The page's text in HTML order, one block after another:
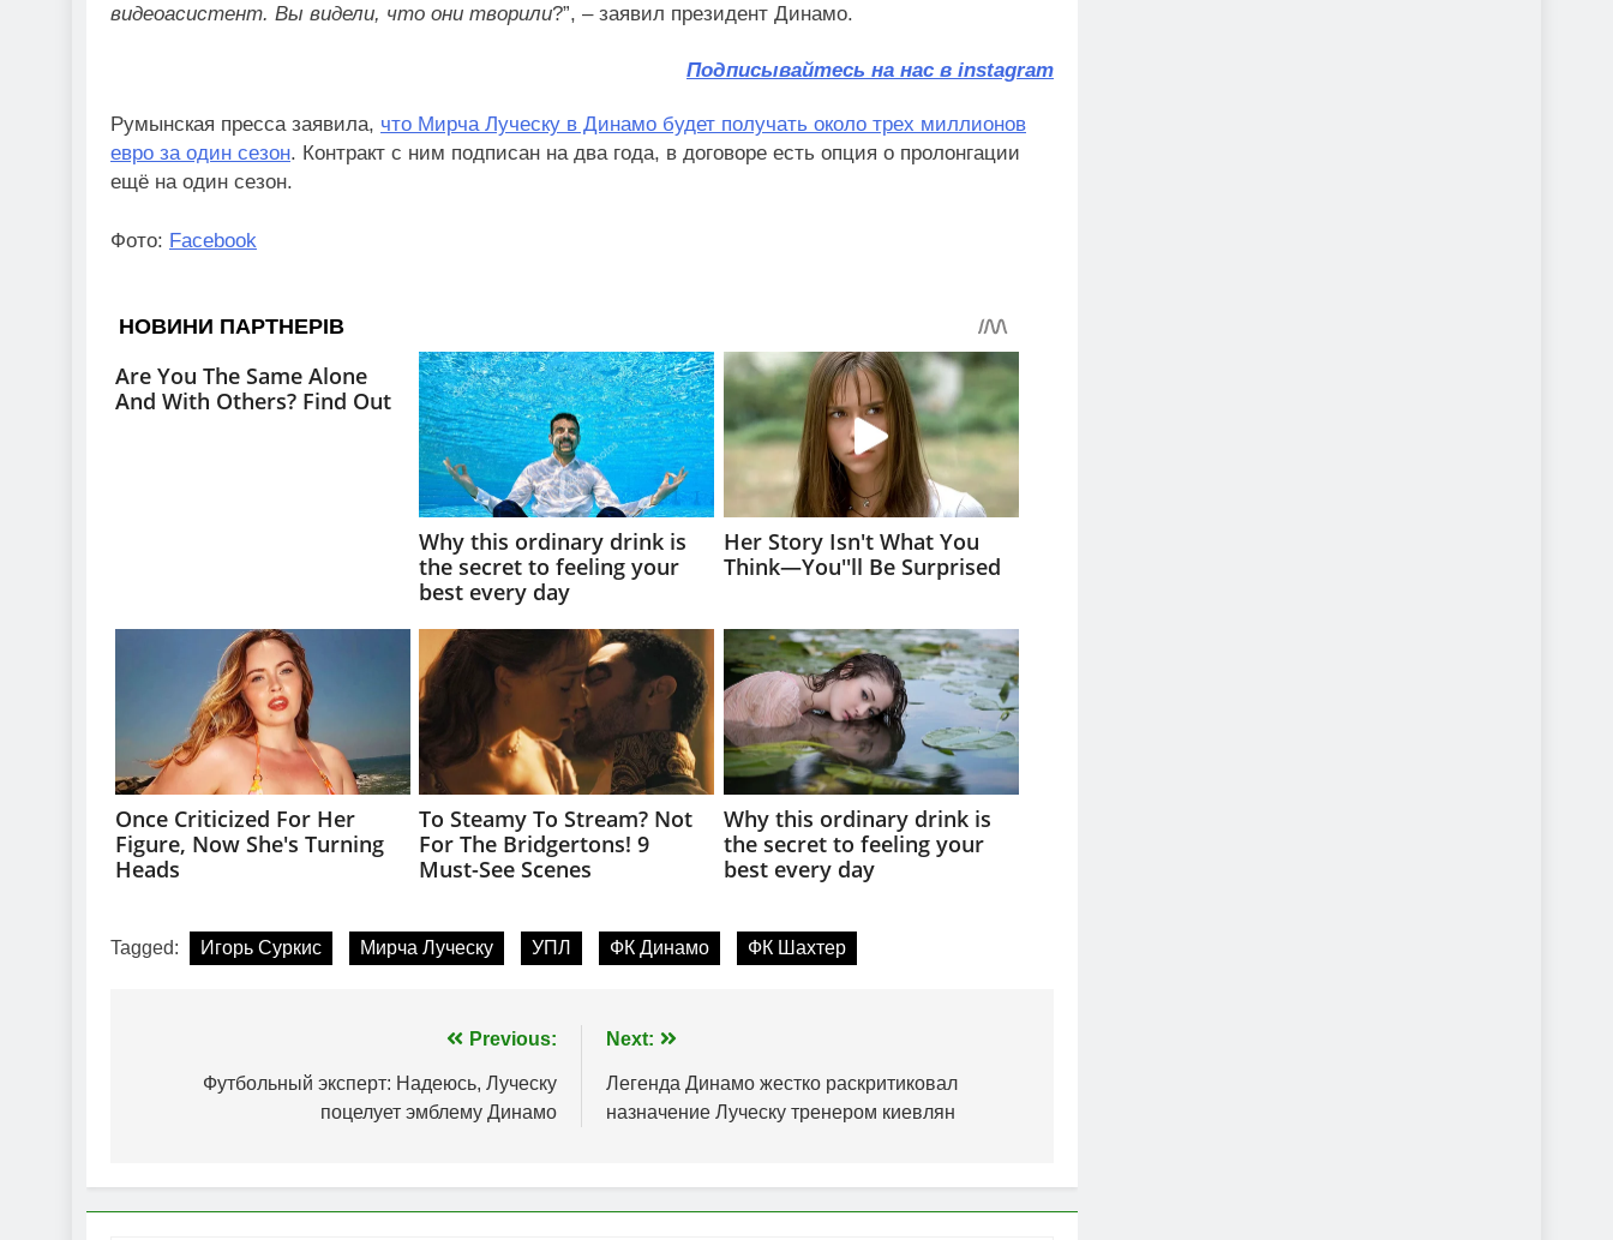
видеоасистент. Вы видели, что они творили?”, – заявил президент Динамо.
Подписывайтесь на нас в instagram
Румынская пресса заявила, что Мирча Луческу в Динамо будет получать около трех миллионов
евро за один сезон. Контракт с ним подписан на два года, в договоре есть опция о пролонгации
ещё на один сезон.
Фото: Facebook
Tagged: Игорь Суркис Мирча Луческу УПЛ ФК Динамо ФК Шахтер
записів
Previous:
Футбольный эксперт: Надеюсь, Луческу
поцелует эмблему Динамо
Next:
Легенда Динамо жестко раскритиковал
назначение Луческу тренером киевлян